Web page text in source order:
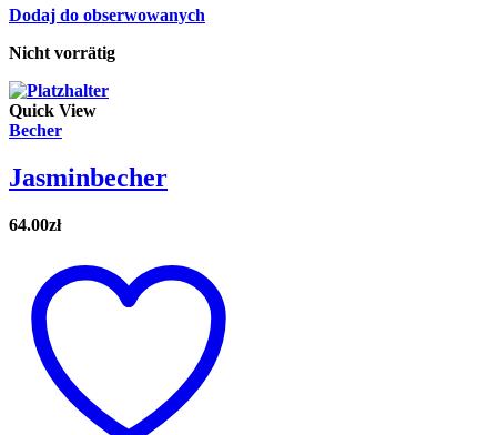
Dodaj do obserwowanych
Nicht vorrätig
Quick View
Becher
Jasminbecher
64.00zł